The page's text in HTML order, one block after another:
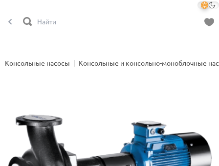
Консольные насосы Консольные и консольно-моноблочные